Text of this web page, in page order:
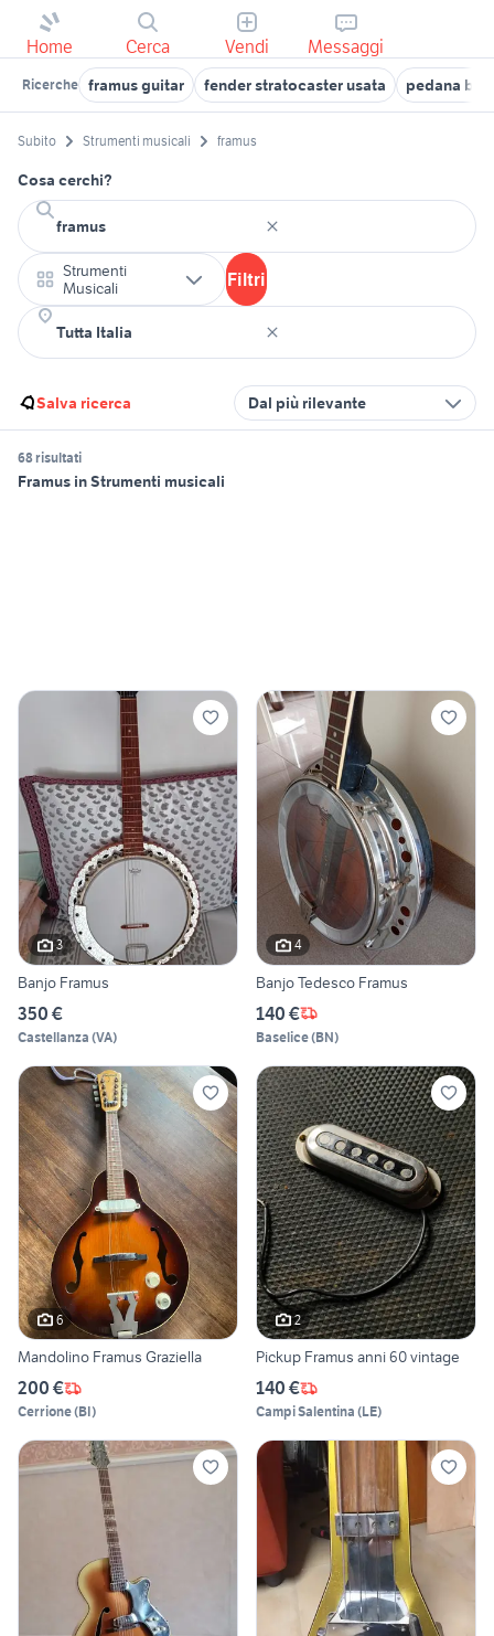
Home Cerca Vendi Messaggi
Ricerche framus guitar fender stratocaster usata pedana
Subito Strumenti musicali framus
Cosa cerchi?
Strumenti
Musicali
Filtri
Salva ricerca Dal più rilevante
68 risultati
Framus in Strumenti musicali
3
Banjo Framus
350 €
Castellanza (VA)
4
Banjo Tedesco Framus
140 €
Baselice(BN)
6
Mandolino Framus Graziella
200 €
Cerrione(BI)
2
Pickup Framus anni 60 vintage
140 €
Campi Salentina (LE)